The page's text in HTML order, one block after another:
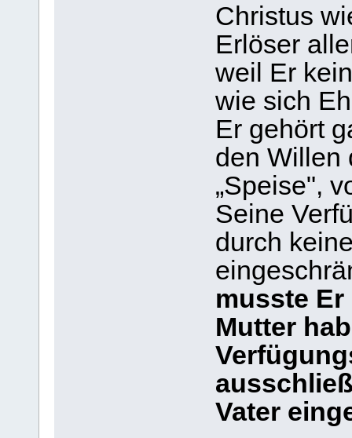
Christus
Erlöser
weil Er
wie sich
Er gehört
den Willen
„Speise",
Seine
durch
musste
Mutter
Vater